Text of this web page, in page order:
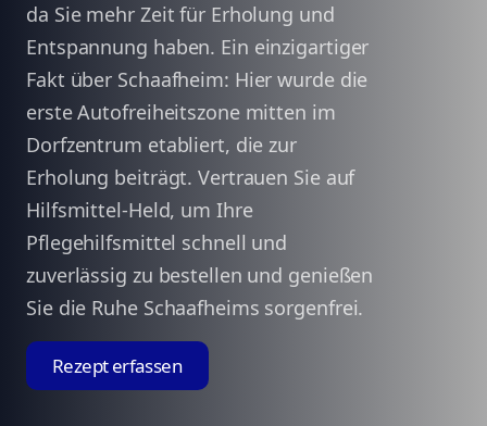
da Sie mehr Zeit für Erholung und
Entspannung haben. Ein einzigartiger
Fakt über Schaafheim: Hier wurde die
erste Autofreiheitszone mitten im
Dorfzentrum etabliert, die zur
Erholung beiträgt. Vertrauen Sie auf
Hilfsmittel-Held, um Ihre
Pflegehilfsmittel schnell und
zuverlässig zu bestellen und genießen
Sie die Ruhe Schaafheims sorgenfrei.
Rezept erfassen